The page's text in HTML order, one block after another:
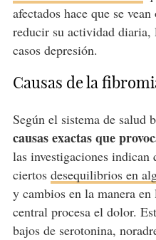
afectados hace que se
reducir su actividad diaria,
casos depresión.
Causas de la
Según el sistema de salud
causas exactas que
las investigaciones indican
ciertos desequilibrios en
y cambios en la manera
central procesa el dolor.
bajos de serotonina,